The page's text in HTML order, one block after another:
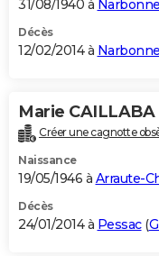
31/08/1940 à Narbonne
Décès
12/02/2014 à Narbonne
Marie CAILLABA
Créer une cagnotte
Naissance
19/05/1946 à Arraute-
Décès
24/01/2014 à Pessac(